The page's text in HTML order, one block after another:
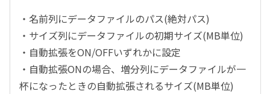
・名前列にデータファイルのパス(絶対パス)
・サイズ列にデータファイルの初期サイズ(MB単位)
・自動拡張をON/OFFいずれかに設定
・自動拡張ONの場合、増分列にデータファイルが一
杯になったときの自動拡張されるサイズ(MB単位)